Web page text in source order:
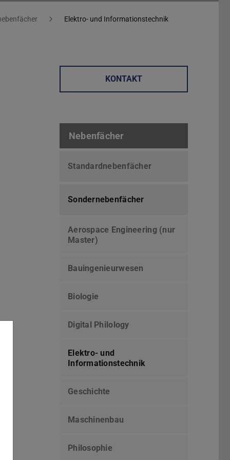
Elektro- und Informationstechnik
KONTAKT
Nebenfächer
Standardnebenfächer
Sondernebenfächer
Aerospace Engineering (nur
Master)
Bauingenieurwesen
Biologie
Digital Philology
Elektro- und
Informationstechnik
Geschichte
Maschinenbau
Philosophie